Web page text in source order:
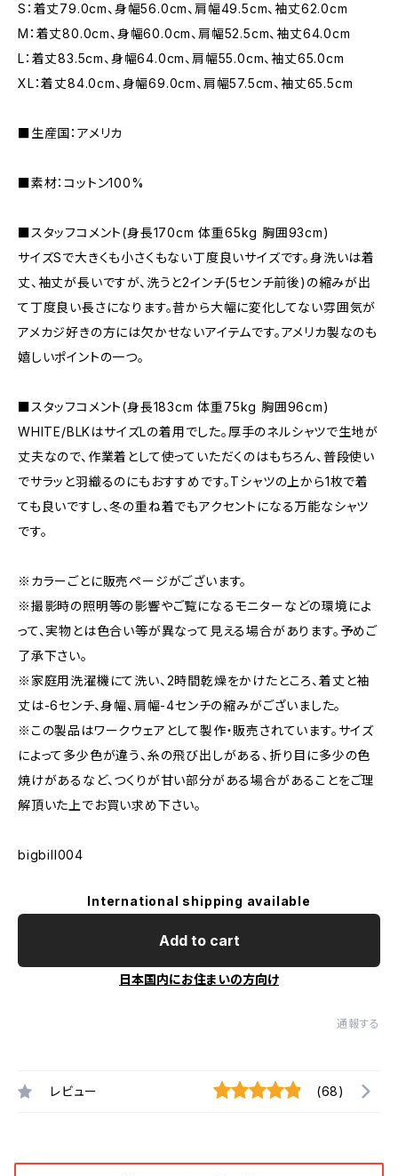
S：着丈79.0cm、身幅56.0cm、肩幅49.5cm、袖丈62.0cm
M：着丈80.0cm、身幅60.0cm、肩幅52.5cm、袖丈64.0cm
L：着丈83.5cm、身幅64.0cm、肩幅55.0cm、袖丈65.0cm
XL：着丈84.0cm、身幅69.0cm、肩幅57.5cm、袖丈65.5cm
■生産国：アメリカ
■素材：コットン100%
■スタッフコメント(身長170cm 体重65kg 胸囲93cm)
サイズSで大きくも小さくもない丁度良いサイズです。身洗いは着
丈、袖丈が長いですが、洗うと2インチ(5センチ前後)の縮みが出
て丁度良い長さになります。昔から大幅に変化してない雰囲気が
アメカジ好きの方には欠かせないアイテムです。アメリカ製なのも
嬉しいポイントの一つ。
■スタッフコメント(身長183cm 体重75kg 胸囲96cm)
WHITE/BLKはサイズLの着用でした。厚手のネルシャツで生地が
丈夫なので、作業着として使っていただくのはもちろん、普段使い
でサラッと羽織るのにもおすすめです。Tシャツの上から1枚で着
ても良いですし、冬の重ね着でもアクセントになる万能なシャツ
です。
※カラーごとに販売ページがございます。
※撮影時の照明等の影響やご覧になるモニターなどの環境によ
って、実物とは色合い等が異なって見える場合があります。予めご
了承下さい。
※家庭用洗濯機にて洗い、2時間乾燥をかけたところ、着丈と袖
丈は-6センチ、身幅、肩幅-4センチの縮みがございました。
※この製品はワークウェアとして製作・販売されています。サイズ
によって多少色が違う、糸の飛び出しがある、折り目に多少の色
焼けがあるなど、つくりが甘い部分がある場合があることをご理
解頂いた上でお買い求め下さい。
bigbill004
International shipping available
Add to cart
日本国内にお住まいの方向け
通報する
レビュー (68)